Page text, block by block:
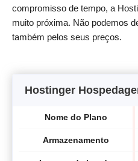
compromisso de tempo, a
muito próxima. Não podemos
também pelos seus preços.
Hostinger
Nome do Plano
Armazenamento